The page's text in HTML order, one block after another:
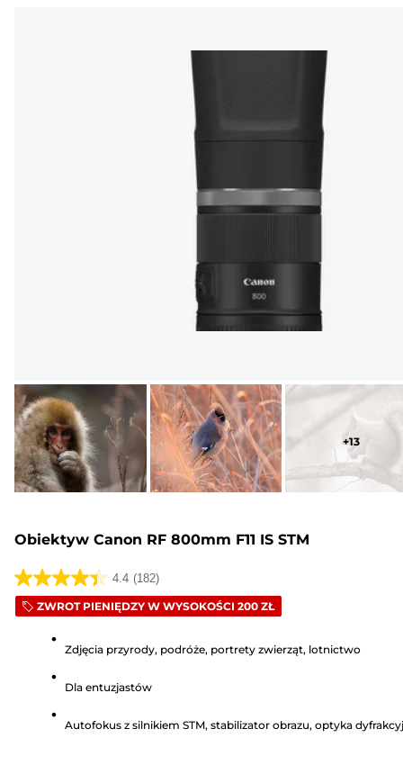
+13
Obiektyw Canon RF 800mm F11 IS STM
4.4 (182)
4.4
na
gwiazdek.
Recenzji
ZWROT PIENIĘDZY W WYSOKOŚCI 200 ZŁ
Zdjęcia przyrody, podróże, portrety zwierząt, lotnictwo
Dla entuzjastów
Autofokus z silnikiem STM, stabilizator obrazu, optyka